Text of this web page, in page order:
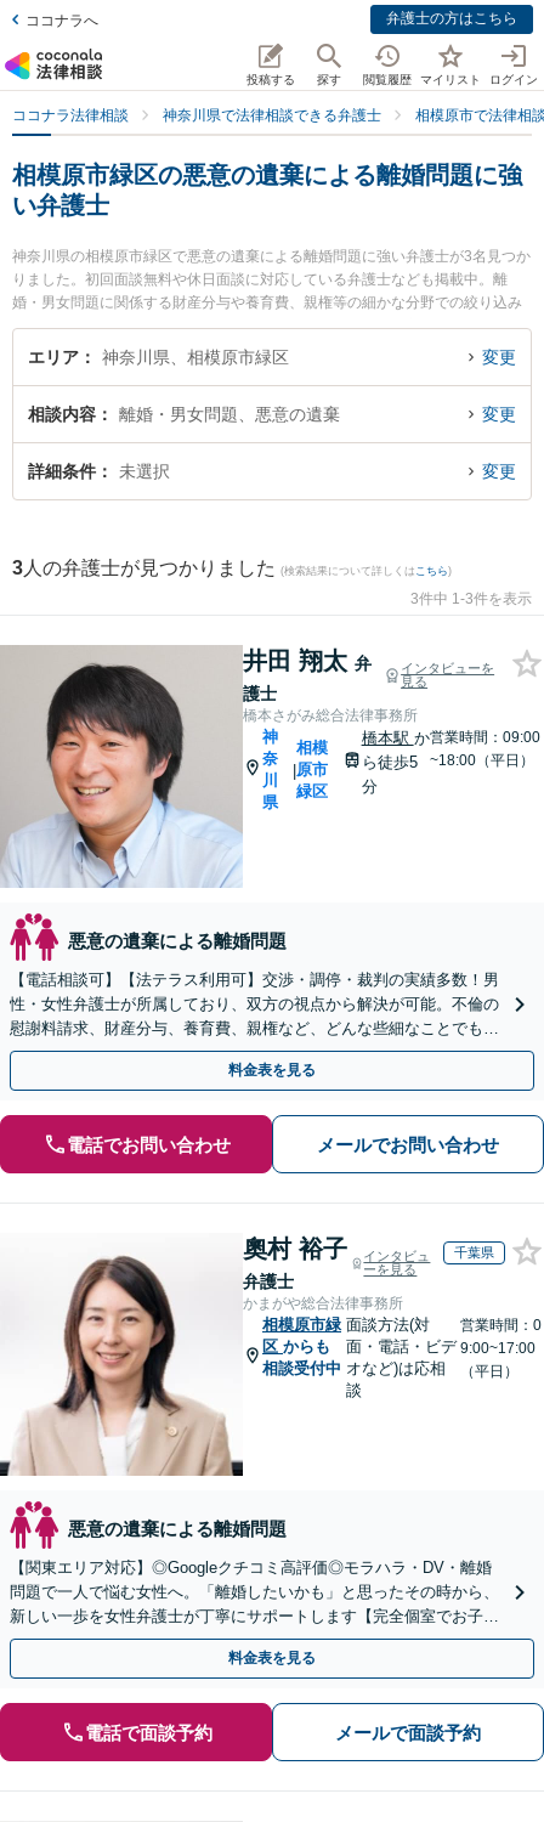
ココナラへ 弁護士の方はこちら
投稿する 探す 閲覧履歴 マイリスト ログイン
ココナラ法律相談 神奈川県で法律相談できる弁護士 相模原市で法律相
相模原市緑区の悪意の遺棄による離婚問題に強
い弁護士
神奈川県の相模原市緑区で悪意の遺棄による離婚問題に強い弁護士が3名見つか
りました。初回面談無料や休日面談に対応している弁護士なども掲載中。離
婚・男女問題に関係する財産分与や養育費、親権等の細かな分野での絞り込み
検索もでき便利です。特に橋本さがみ総合法律事務所の井田 翔太弁護士や橋本
さがみ総合法律事務所の小川 葵弁護士、弁護士法人髙瀬総合法律事務所の髙瀬
を今すぐに弁護士に相談したい』『悪意の遺棄による離婚問題のトラブル解決
の実績豊富な近くの弁護士を検索したい』『初回相談無料で悪意の遺棄による
離婚問題を法律相談できる相模原市緑区内の弁護士に相談予約したい』などで
エリア 神奈川県、相模原市緑区 変更
相談内容 離婚・男女問題、悪意の遺棄 変更
詳細条件 未選択 変更
3 人の弁護士が見つかりました (検索結果について詳しくは こちら)
3件中 1-3件を表示
井田 翔太 弁
護士
インタビューを
見る
橋本さがみ総合法律事務所
神
奈
川
県
|
相模
原市
緑区
橋本駅 か
ら徒歩5
分
営業時間：09:00
~18:00（平日）
悪意の遺棄による離婚問題
【電話相談可】【法テラス利用可】交渉・調停・裁判の実績多数！男
性・女性弁護士が所属しており、双方の視点から解決が可能。不倫の
慰謝料請求、財産分与、養育費、親権など、どんな些細なことでもお
気軽にご相談ください【休日・夜間面談可】【橋本駅6分】
料金表を見る
電話でお問い合わせ メールでお問い合わせ
奧村 裕子
弁護士
インタビュ
ーを見る
千葉県
かまがや総合法律事務所
相模原市緑
区 からも
相談受付中
面談方法(対
面・電話・ビデ
オなど)は応相
談
営業時間：0
9:00~17:00
（平日）
悪意の遺棄による離婚問題
【関東エリア対応】◎Googleクチコミ高評価◎モラハラ・DV・離婚
問題で一人で悩む女性へ。「離婚したいかも」と思ったその時から、
新しい一歩を女性弁護士が丁寧にサポートします【完全個室でお子さ
ま連れOK】【新鎌ケ谷駅5分】
料金表を見る
電話で面談予約 メールで面談予約